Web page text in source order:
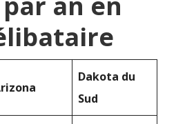
Dakota du
Sud